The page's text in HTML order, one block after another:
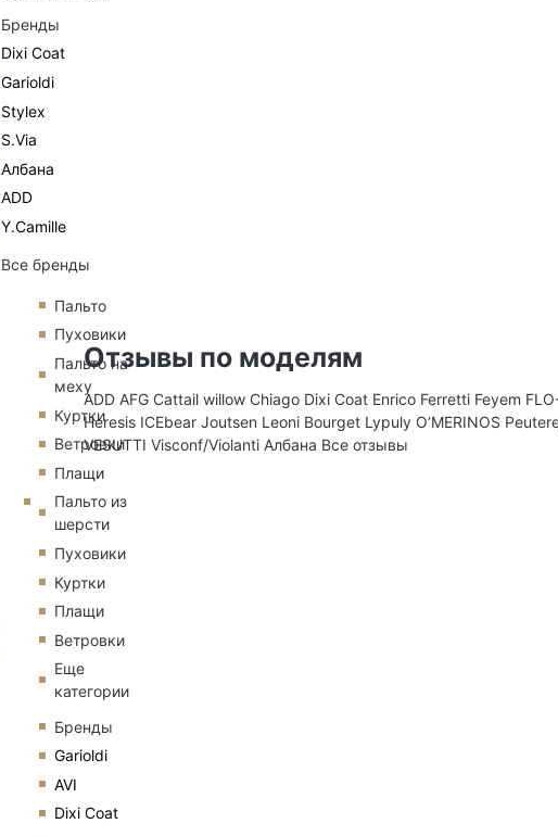
Бренды
Dixi Coat
Garioldi
Stylex
S.Via
Албана
ADD
Y.Camille
Все бренды
Пальто
Пуховики
Пальто на
меху
Куртки
Ветровки
Плащи
Пальто из
шерсти
Пуховики
Куртки
Плащи
Ветровки
Еще
категории
Бренды
Garioldi
AVI
Dixi Coat
Отзывы по моделям
ADD AFG Cattail willow Chiago Dixi Coat Enrico Ferretti Feyem
Heresis ICEbearJoutsen Leoni Bourget Lypuly O’MERINOS
VESUTTIVisconf/Violanti Албана Все отзывы